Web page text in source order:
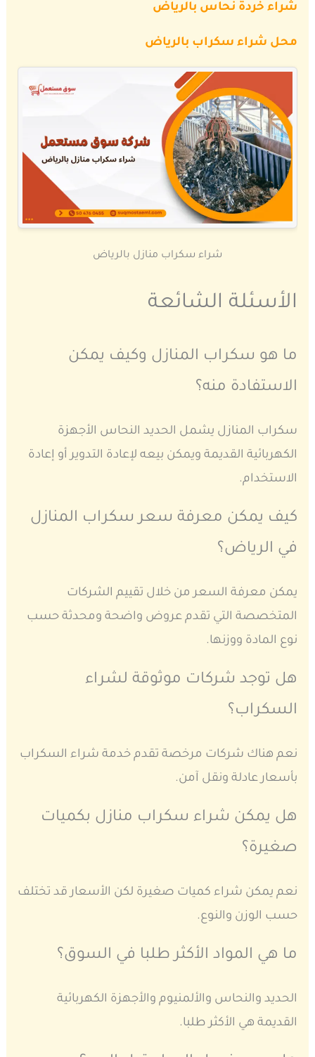
شراء خردة نحاس بالرياض
محل شراء سكراب بالرياض
شراء سكراب منازل بالرياض
الأسئلة الشائعة
ما هو سكراب المنازل وكيف يمكن
الاستفادة منه؟
سكراب المنازل يشمل الحديد النحاس الأجهزة
الكهربائية القديمة ويمكن بيعه لإعادة التدوير أو إعادة
الاستخدام.
كيف يمكن معرفة سعر سكراب المنازل
في الرياض؟
يمكن معرفة السعر من خلال تقييم الشركات
المتخصصة التي تقدم عروض واضحة ومحدثة حسب
نوع المادة ووزنها.
هل توجد شركات موثوقة لشراء
السكراب؟
نعم هناك شركات مرخصة تقدم خدمة شراء السكراب
بأسعار عادلة ونقل آمن.
هل يمكن شراء سكراب منازل بكميات
صغيرة؟
نعم يمكن شراء كميات صغيرة لكن الأسعار قد تختلف
حسب الوزن والنوع.
ما هي المواد الأكثر طلبا في السوق؟
الحديد والنحاس والألمنيوم والأجهزة الكهربائية
القديمة هي الأكثر طلبا.